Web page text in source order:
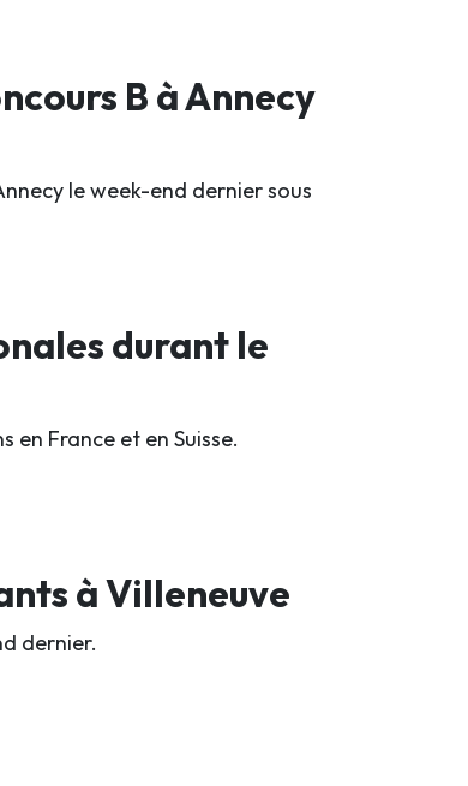
B à Annecy
le week-end dernier sous
durant le
en France et en Suisse.
à Villeneuve
dernier.